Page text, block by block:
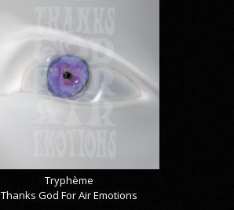
Tryphème
Thanks God For Air Emotions